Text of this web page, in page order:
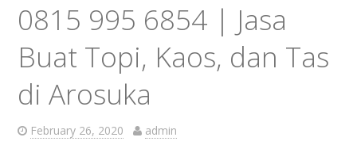
0815 995 6854 | Jasa
Buat Topi, Kaos, dan Tas
di Arosuka
February 26, 2020 admin